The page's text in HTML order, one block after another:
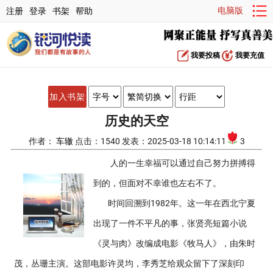
注册 登录 书架 帮助 电脑版
我要投稿 我要充值
加入书架
历史的天空
作者： 车辙 点击：1540 发表：2025-03-18 10:14:11 3
人的一生幸福可以通过自己努力拼搏得
到的，但面对不幸谁也左右不了。
时间回溯到1982年。这一年在西北宁夏
出现了一件不平凡的事，张贤亮短篇小说
《灵与肉》改编成电影《牧马人》，由朱时
茂，丛珊主演。这部电影许灵均，李秀芝给观众留下了深刻印